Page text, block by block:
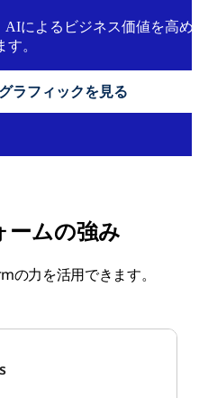
によるビジネス価値を高め
す。
ラフィックを見る
ームの強み
力を活用できます。